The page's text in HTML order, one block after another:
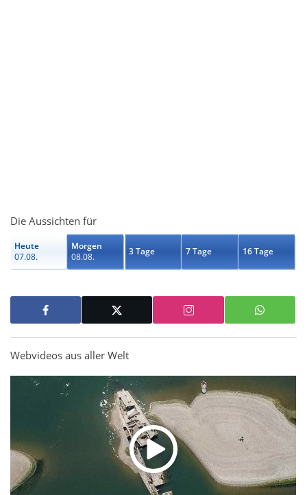
Die Aussichten für
Heute
07.08.
Morgen
08.08.
3 Tage 7 Tage 16 Tage
Webvideos aus aller Welt